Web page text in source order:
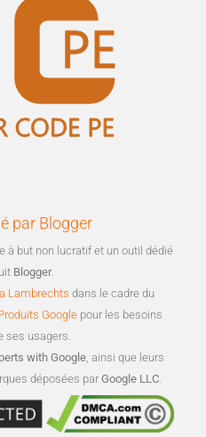
par Blogger
à but non lucratif et un outil dédié
Blogger.
Lambrechts dans le cadre du
Google pour les besoins
ses usagers.
with Google, ainsi que leurs
déposées par Google LLC